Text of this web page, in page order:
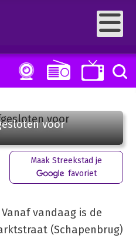
voor
Maak Streekstad je
favoriet
vandaag is de
(Schapenbrug)